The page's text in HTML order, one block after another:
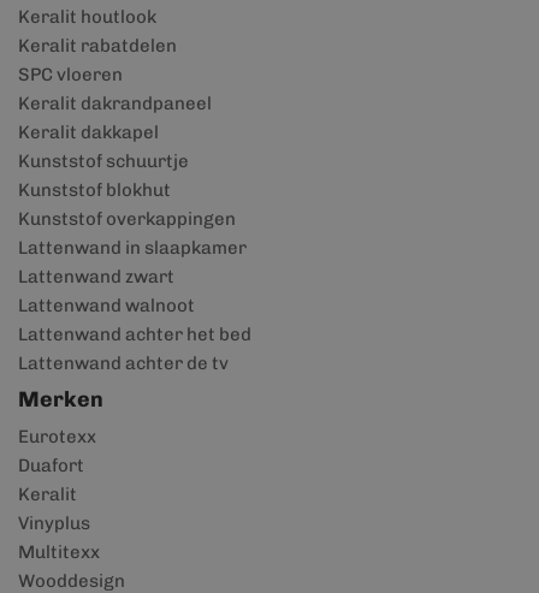
Keralit houtlook
Keralit rabatdelen
SPC vloeren
Keralit dakrandpaneel
Keralit dakkapel
Kunststof schuurtje
Kunststof blokhut
Kunststof overkappingen
Lattenwand in slaapkamer
Lattenwand zwart
Lattenwand walnoot
Lattenwand achter het bed
Lattenwand achter de tv
Merken
Eurotexx
Duafort
Keralit
Vinyplus
Multitexx
Wooddesign